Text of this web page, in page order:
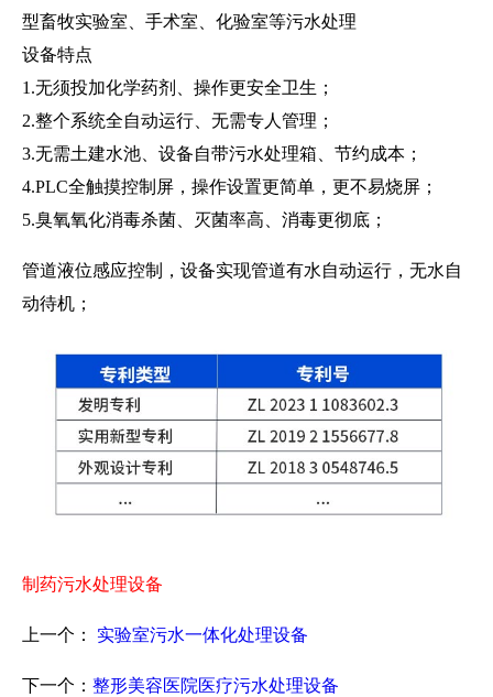
型畜牧实验室、手术室、化验室等污水处理
设备特点
1.无须投加化学药剂、操作更安全卫生；
2.整个系统全自动运行、无需专人管理；
3.无需土建水池、设备自带污水处理箱、节约成本；
4.PLC全触摸控制屏，操作设置更简单，更不易烧屏；
5.臭氧氧化消毒杀菌、灭菌率高、消毒更彻底；
管道液位感应控制，设备实现管道有水自动运行，无水自
动待机；
制药污水处理设备
上一个： 实验室污水一体化处理设备
下一个： 整形美容医院医疗污水处理设备